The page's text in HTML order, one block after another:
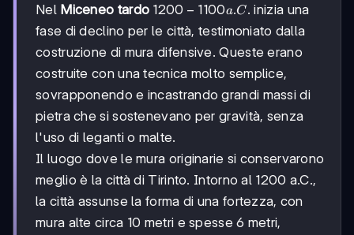
Nel Miceneo tardo 1200-
1100
a.C.
1200 − 1100a.C. inizia una
fase di declino per le città, testimoniato dalla
costruzione di mura difensive. Queste erano
costruite con una tecnica molto semplice,
sovrapponendo e incastrando grandi massi di
pietra che si sostenevano per gravità, senza
l'uso di leganti o malte.
Il luogo dove le mura originarie si conservarono
meglio è la città di Tirinto. Intorno al 1200 a.C.,
la città assunse la forma di una fortezza, con
mura alte circa 10 metri e spesse 6 metri,